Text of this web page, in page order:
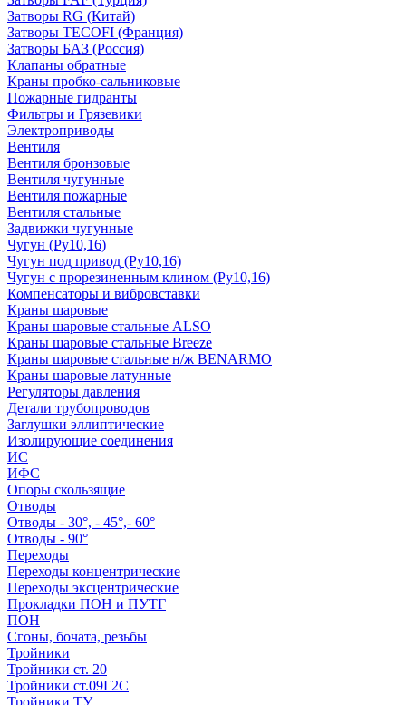
Затворы RG (Китай)
Затворы TECOFI (Франция)
Затворы БАЗ (Россия)
Клапаны обратные
Краны пробко-сальниковые
Пожарные гидранты
Фильтры и Грязевики
Электроприводы
Вентиля
Вентиля бронзовые
Вентиля чугунные
Вентиля пожарные
Вентиля стальные
Задвижки чугунные
Чугун (Ру10,16)
Чугун под привод (Ру10,16)
Чугун с прорезиненным клином (Ру10,16)
Компенсаторы и вибровставки
Краны шаровые
Краны шаровые стальные ALSO
Краны шаровые стальные Breeze
Краны шаровые стальные н/ж BENARMO
Краны шаровые латунные
Регуляторы давления
Детали трубопроводов
Заглушки эллиптические
Изолирующие соединения
ИС
ИФС
Опоры скользящие
Отводы
Отводы - 30°, - 45°,- 60°
Отводы - 90°
Переходы
Переходы концентрические
Переходы эксцентрические
Прокладки ПОН и ПУТГ
ПОН
Сгоны, бочата, резьбы
Тройники
Тройники ст. 20
Тройники ст.09Г2С
Тройники ТУ